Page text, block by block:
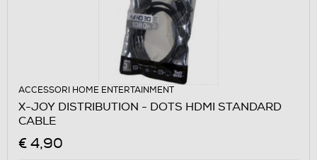
ACCESSORI HOME ENTERTAINMENT
X-JOY DISTRIBUTION - DOTS HDMI STANDARD
CABLE
€ 4,90